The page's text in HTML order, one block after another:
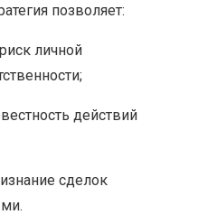
позволяет:
личной
действий
сделок